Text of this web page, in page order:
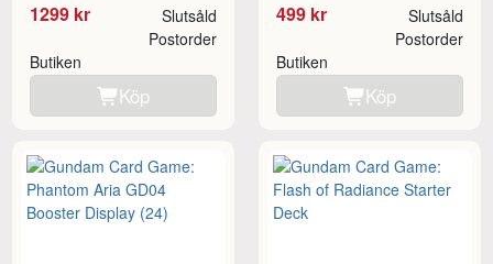
1299 kr Slutsåld
Butiken
Postorder
Köp
499 kr Slutsåld
Butiken
Postorder
Köp